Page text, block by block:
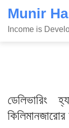
SkipMunir
Income is
ডেলিভারিং